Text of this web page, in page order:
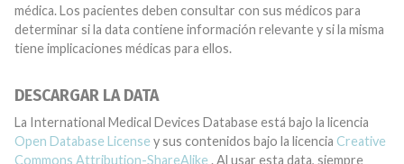
médica. Los pacientes deben consultar con sus médicos para
determinar si la data contiene información relevante y si la misma
tiene implicaciones médicas para ellos.
DESCARGAR LA DATA
La International Medical Devices Database está bajo la licencia
Open Database License y sus contenidos bajo la licencia Creative
Commons Attribution-ShareAlike . Al usar esta data, siempre